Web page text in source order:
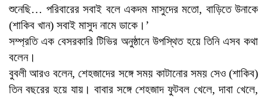
শুনেছি… পরিবারের সবাই বলে একদম মাসুদের মতো, বাড়িতে উনাকে
(শাকিব খান) সবাই মাসুদ নামে ডাকে।’
সম্প্রতি এক বেসরকারি টিভির অনুষ্ঠানে উপস্থিত হয়ে তিনি এসব কথা
বলেন।
বুবলী আরও বলেন, শেহজাদের সঙ্গে সময় কাটানোর সময় সেও (শাকিব)
তিন বছরের হয়ে যায়। বাবার সঙ্গে শেহজাদ ফুটবল খেলে, দাবা খেলে,